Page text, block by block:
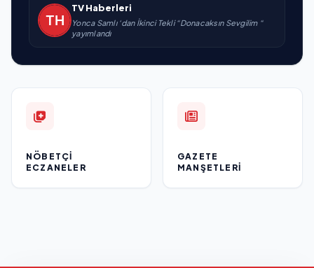
TV Haberleri
Yonca Samlı ‘dan İkinci Tekli “Donacaksın Sevgilim “
yayımlandı
NÖBETÇI
ECZANELER
GAZETE
MANŞETLERI